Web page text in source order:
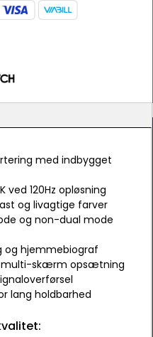
med indbygget
ved 120Hz opløsning
og livagtige farver
og non-dual mode
og hjemmebiograf
multi-skærm opsætning
lang holdbarhed